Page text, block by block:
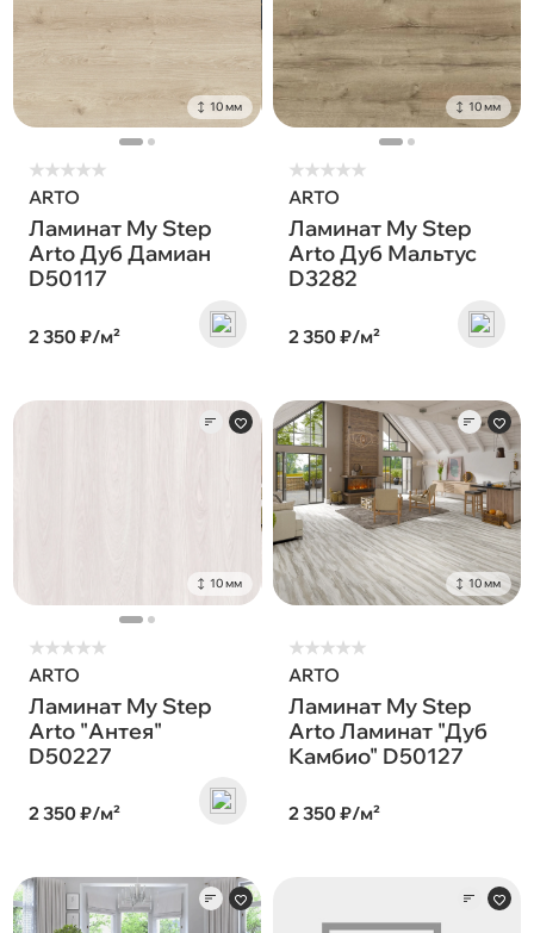
10 мм
★★★★★
ARTO
Ламинат My Step
Arto Дуб Дамиан
D50117
2 350 ₽/м²
10 мм
★★★★★
ARTO
Ламинат My Step
Arto Дуб Мальтус
D3282
2 350 ₽/м²
10 мм
★★★★★
ARTO
Ламинат My Step
Arto "Антея"
D50227
2 350 ₽/м²
10 мм
★★★★★
ARTO
Ламинат My Step
Arto Ламинат "Дуб
Камбио" D50127
2 350 ₽/м²